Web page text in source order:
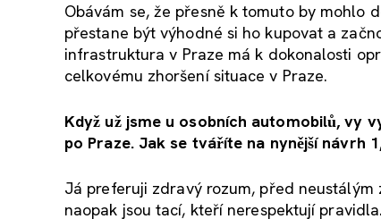
Obávám se, že přesně k tomuto by mohlo
přestane být výhodné si ho kupovat a
infrastruktura v Praze má k dokonalosti
celkovému zhoršení situace v Praze.
Když už jsme u osobních automobilů, vy
po Praze. Jak se tváříte na nynější
Já preferuji zdravý rozum, před
naopak jsou tací, kteří nerespektují